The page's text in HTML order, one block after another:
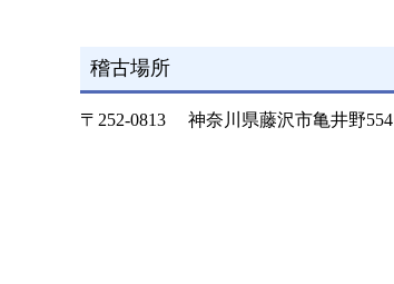
稽古場所
〒252-0813 神奈川県藤沢市亀井野554